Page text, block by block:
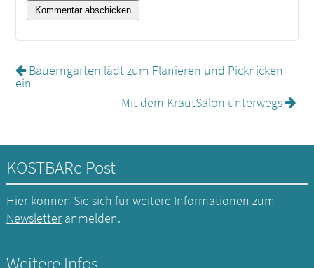
Bauerngarten lädt zum Flanieren und Picknicken
ein
Mit dem KrautSalon unterwegs
KOSTBARe Post
Hier können Sie sich für weitere Informationen zum
Newsletteranmelden.
Weitere Infos